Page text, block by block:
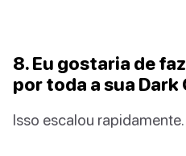
8. Eu gostaria de
por toda a sua Dark
Isso escalou rapidamente.